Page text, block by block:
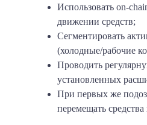
Использовать on-
движении средств;
Сегментировать
(холодные/рабочие
Проводить
установленных
При первых же
перемещать